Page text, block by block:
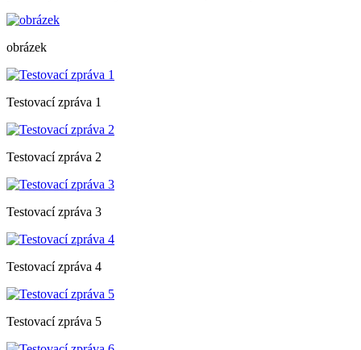
obrázek
Testovací zpráva 1
Testovací zpráva 2
Testovací zpráva 3
Testovací zpráva 4
Testovací zpráva 5